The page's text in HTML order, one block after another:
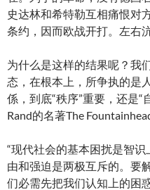
史达林和希特勒互相痛恨对
条约，因而欧战开打。左右
为什么是这样的结果呢？我
态，在根本上，所争执的是
係，到底“秩序”重要，还是“
Rand的名著The
“现代社会的基本困扰是智
由和强迫是两极互斥的。要
们必需先把我们认知上的困